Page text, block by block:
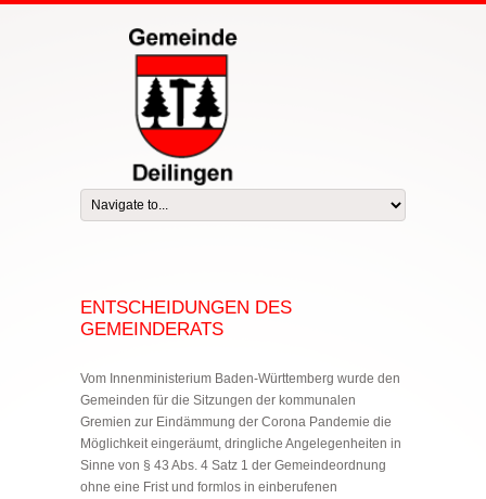
ENTSCHEIDUNGEN DES
GEMEINDERATS
Vom Innenministerium Baden-Württemberg wurde den
Gemeinden für die Sitzungen der kommunalen
Gremien zur Eindämmung der Corona Pandemie die
Möglichkeit eingeräumt, dringliche Angelegenheiten in
Sinne von § 43 Abs. 4 Satz 1 der Gemeindeordnung
ohne eine Frist und formlos in einberufenen